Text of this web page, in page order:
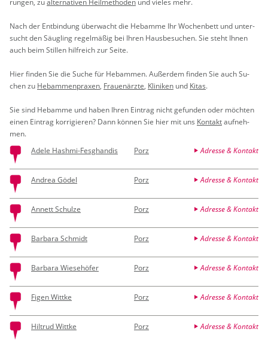
Nach der Ent­bin­dung über­wacht die Heb­am­me Ihr Wo­chen­bett und un­ter­
sucht den Säug­ling re­gel­mä­ßig bei Ihren Haus­be­su­chen. Sie steht Ihnen
auch beim Stil­len hilf­reich zur Seite.
Hier fin­den Sie die Suche für Heb­am­men. Au­ßer­dem fin­den Sie auch Su­
chen zu Heb­am­men­pra­xen, Frau­en­ärz­te, Kli­ni­ken und Kitas.
Sie sind Heb­am­me und haben Ihren Ein­trag nicht ge­fun­den oder möch­ten
einen Ein­trag kor­ri­gie­ren? Dann kön­nen Sie hier mit uns Kon­taktauf­neh­
men.
Adele Hashmi-Fesghandis
Porz Adresse & Kontakt
Andrea Gödel Porz Adresse & Kontakt
Annett Schulze Porz Adresse & Kontakt
Barbara Schmidt Porz Adresse & Kontakt
Barbara Wiesehöfer Porz Adresse & Kontakt
Figen Wittke Porz Adresse & Kontakt
Hiltrud Wittke Porz Adresse & Kontakt